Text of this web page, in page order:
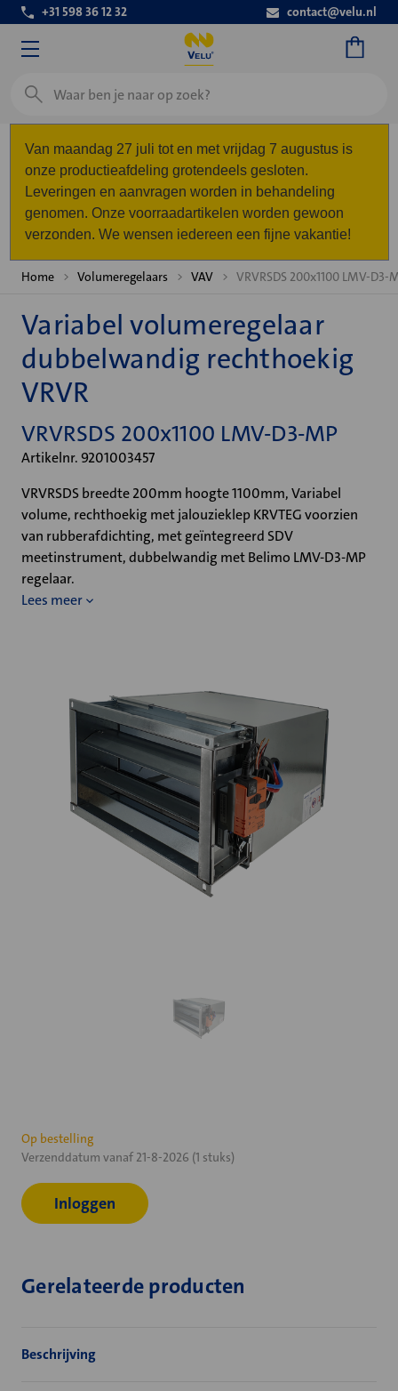
+31 598 36 12 32 contact@velu.nl
Zoeken
Van maandag 27 juli tot en met vrijdag 7 augustus is
onze productieafdeling grotendeels gesloten.
Leveringen en aanvragen worden in behandeling
genomen. Onze voorraadartikelen worden gewoon
verzonden. We wensen iedereen een fijne vakantie!
Home Volumeregelaars VAV VRVRSDS 200x1100 LMV-D3-
Variabel volumeregelaar
dubbelwandig rechthoekig
VRVR
VRVRSDS 200x1100 LMV-D3-MP
Artikelnr. 9201003457
VRVRSDS breedte 200mm hoogte 1100mm, Variabel
volume, rechthoekig met jalouzieklep KRVTEG voorzien
van rubberafdichting, met geïntegreerd SDV
meetinstrument, dubbelwandig met Belimo LMV-D3-MP
regelaar.
Lees meer
Huidige
voorraad:
Op bestelling
Verzenddatum vanaf 21-8-2026 (1 stuks)
Inloggen
Gerelateerde producten
Beschrijving